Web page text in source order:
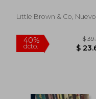
Little Brown & Co, Nuevo